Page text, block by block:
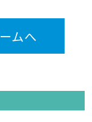
ムへ